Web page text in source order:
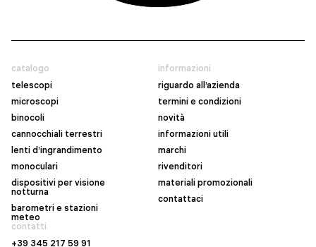
catalogo
telescopi
microscopi
binocoli
cannocchiali terrestri
lenti d’ingrandimento
monoculari
dispositivi per visione
notturna
barometri e stazioni
meteo
informazioni
riguardo all’azienda
termini e condizioni
novità
informazioni utili
marchi
rivenditori
materiali promozionali
contattaci
contatti
+39 345 217 59 91